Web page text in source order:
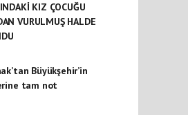
KIZ ÇOCUĞU
VURULMUŞ HALDE
Büyükşehir’in
tam not